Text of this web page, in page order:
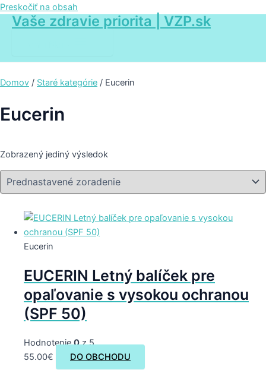
Preskočiť na obsah
Vaše zdravie priorita | VZP.sk
Domov / Staré kategórie / Eucerin
Eucerin
Zobrazený jediný výsledok
Eucerin
EUCERIN Letný balíček pre
opaľovanie s vysokou ochranou
(SPF 50)
Hodnotenie0z 5
55.00€ DO OBCHODU